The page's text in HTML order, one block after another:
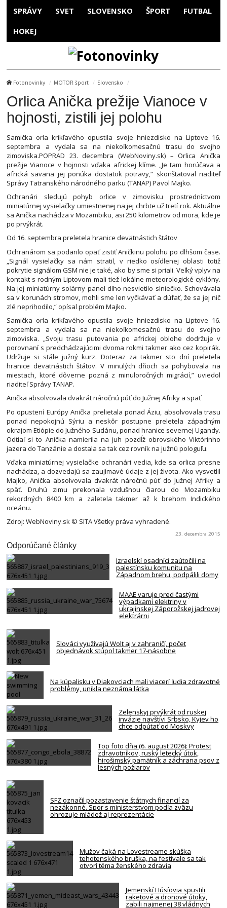
SPRÁVY SVET SLOVENSKO ŠPORT FUTBAL
HOKEJ
Fotonovinky MOTOR šport Slovensko
Orlica Anička prežije Vianoce v
hojnosti, zistili jej polohu
Samička orla krikľavého opustila svoje hniezdisko na Liptove 16.
septembra a vydala sa na niekoľkomesačnú trasu do svojho
zimoviska.POPRAD 23. decembra (WebNoviny.sk) – Orlica Anička
prežije Vianoce v hojnosti vďaka africkej klíme. „Je tam horúčava a
africká savana jej ponúka dostatok potravy,“ skonštatoval riaditeľ
Správy Tatranského národného parku (TANAP) Pavol Majko.
Ochranári sledujú pohyb orlice v zimovisku prostredníctvom
miniatúrnej vysielačky umiestnenej na jej chrbte už tretí rok. Aktuálne
sa Anička nachádza v Mozambiku, asi 250 kilometrov od mora, kde je
po prvýkrát.
Od 16. septembra preletela hranice devätnástich štátov
Ochranárom sa podarilo opäť zistiť Aničkinu polohu po dlhšom čase.
„Signál vysielačky sa nám stratil, v riedko osídlenej oblasti totiž
pokrytie signálom GSM nie je také, ako by sme si priali. Veľký vplyv na
kontakt s rodným Liptovom mali tiež lokálne meteorologické cyklóny.
Na jej miniatúrny solárny panel dlho nesvietilo slniečko. Schovávala
sa v korunách stromov, mohli sme len vyčkávať a dúfať, že sa jej nič
zlé neprihodilo,“ opísal problém Majko.
Samička orla krikľavého opustila svoje hniezdisko na Liptove 16.
septembra a vydala sa na niekoľkomesačnú trasu do svojho
zimoviska. „Svoju trasu putovania po africkej oblohe dodržuje v
porovnaní s predchádzajúcimi dvoma rokmi takmer ako cez kopirák.
Udržuje si stále južný kurz. Doteraz za takmer sto dní preletela
hranice devätnástich štátov. V minulých dňoch sa pohybovala na
miestach, ktoré dôverne pozná z minuloročných migrácií,” uviedol
riaditeľ Správy TANAP.
Anička absolvovala dvakrát náročnú púť do Južnej Afriky a späť
Po opustení Európy Anička prelietala ponad Áziu, absolvovala trasu
ponad nepokojnú Sýriu a neskôr postupne preletela západným
okrajom Etiópie do Južného Sudánu, ponad hranice severnej Ugandy.
Odtiaľ si to Anička namierila na juh pozdĺž obrovského Viktórinho
jazera do Tanzánie a dostala sa tak cez rovník na južnú pologuľu.
Vďaka miniatúrnej vysielačke ochranári vedia, kde sa orlica presne
nachádza, a dozvedajú sa zaujímavé údaje z jej života. Ako vysvetlil
Majko, Anička absolvovala dvakrát náročnú púť do Južnej Afriky a
späť. Druhú zimu prekonala vzdušnou čiarou do Mozambiku
rekordných 8400 km a zaletela takmer až k brehom Indického
oceánu.
Zdroj: WebNoviny.sk © SITA Všetky práva vyhradené.
23. decembra 2015
Odporúčané články
Izraelskí osadníci zaútočili na
palestínsku komunitu na
Západnom brehu, podpálili domy
MAAE varuje pred častými
výpadkami elektriny v
ukrajinskej Záporožskej jadrovej
elektrárni
Slováci využívajú Wolt aj v zahraničí, počet
objednávok stúpol takmer 17-násobne
Na kúpalisku v Diakovciach mali viacerí ľudia zdravotné
problémy, unikla neznáma látka
Zelenskyj prvýkrát od ruskej
invázie navštívi Srbsko, Kyjev ho
chce odpútať od Moskvy
Top foto dňa (6. august 2026): Protest
zdravotníkov, ruský letecký útok,
hirošimský pamätník a záchrana psov z
lesných požiarov
SFZ označil pozastavenie štátnych financií za
nezákonné. Spor s ministerstvom podľa zväzu
ohrozuje mládež aj reprezentácie
Mužov čaká na Lovestreame skúška
tehotenského bruška, na festivale sa tak
otvorí téma ženského zdravia
Jemenskí Húsíovia spustili
raketové a dronové útoky,
zabili najmenej 38 vládnych